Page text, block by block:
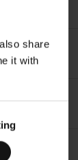
share
it with